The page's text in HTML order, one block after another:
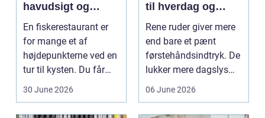
havudsigt og
afslappet
atmosfære
En fiskerestaurant er
for mange et af
højdepunkterne ved en
tur til kysten. Du får
friskfanget fisk,...
30 June 2026
til hverdag og
erhverv
Rene ruder giver mere
end bare et pænt
førstehåndsindtryk. De
lukker mere dagslys
ind, giver et lett...
06 June 2026